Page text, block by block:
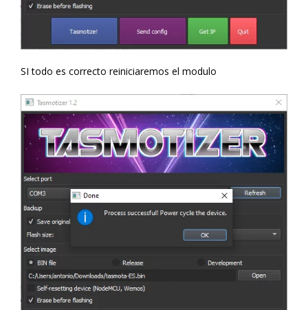
SI todo es correcto reiniciaremos el modulo